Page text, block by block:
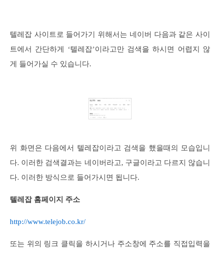
텔레잡 사이트로 들어가기 위해서는 네이버 다음과 같은 사이
트에서 간단하게 ‘텔레잡’이라고만 검색을 하시면 어렵지 않
게 들어가실 수 있습니다.
위 화면은 다음에서 텔레잡이라고 검색을 했을때의 모습입니
다. 이러한 검색결과는 네이버라고, 구글이라고 다르지 않습니
다. 이러한 방식으로 들어가시면 됩니다.
텔레잡 홈페이지 주소
http://www.telejob.co.kr/
또는 위의 링크 클릭을 하시거나 주소창에 주소를 직접입력을